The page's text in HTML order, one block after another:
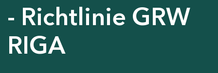
- Richtlinie GRW
RIGA